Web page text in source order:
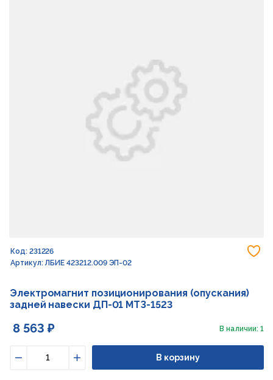
Код: 231226
Артикул: ЛБИЕ 423212.009 ЭП-02
Электромагнит позиционирования (опускания)
задней навески ДП-01 МТЗ-1523
8 563 ₽ В наличии: 1
Увеличить
В корзину